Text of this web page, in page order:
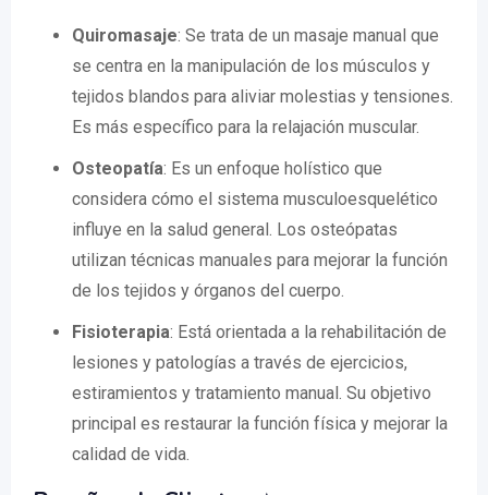
Quiromasaje: Se trata de un masaje manual que
se centra en la manipulación de los músculos y
tejidos blandos para aliviar molestias y tensiones.
Es más específico para la relajación muscular.
Osteopatía: Es un enfoque holístico que
considera cómo el sistema musculoesquelético
influye en la salud general. Los osteópatas
utilizan técnicas manuales para mejorar la función
de los tejidos y órganos del cuerpo.
Fisioterapia: Está orientada a la rehabilitación de
lesiones y patologías a través de ejercicios,
estiramientos y tratamiento manual. Su objetivo
principal es restaurar la función física y mejorar la
calidad de vida.